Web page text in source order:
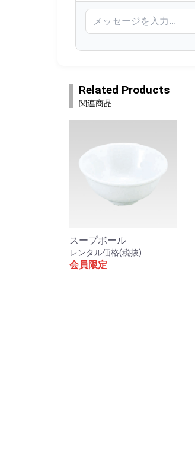
Related Products
関連商品
スープボール
レンタル価格(税抜)
会員限定